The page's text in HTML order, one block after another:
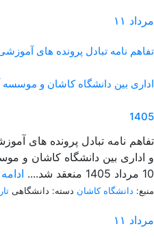
۱۱ مرداد
تفاهم نامه تبادل پرونده‌ های
1405
تفاهم نامه تبادل پرونده‌ های
و اداری بین دانشگاه کاشان و
10 مرداد 1405 منعقد شد....
منبع: دانشگاه کاشان دسته: دانشگاهی
۱۱ مرداد